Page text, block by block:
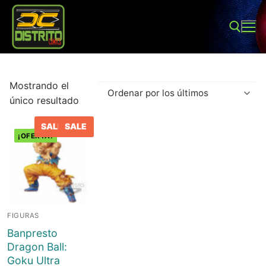
contenido
Buscar:
Inicio
Tienda
Juegos de mesa
Sobre Nosotros
Mostrando el
único resultado
¡OFERTA!
FIGURAS
SALE SALE
Banpresto
Dragon Ball:
Goku Ultra